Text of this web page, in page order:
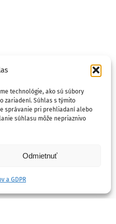
technológie, ako sú súbory
zariadení. Súhlas s týmito
správanie pri prehliadaní alebo
súhlasu môže nepriaznivo
Odmietnuť
a GDPR